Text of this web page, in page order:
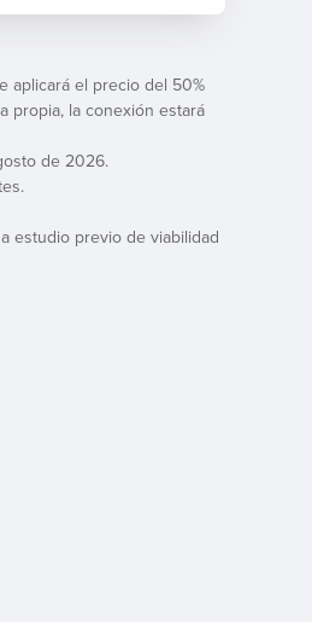
aplicará el precio del 50%
propia, la conexión estará
de 2026.
estudio previo de viabilidad